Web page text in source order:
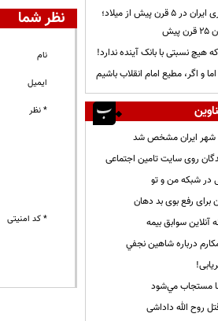
نظر شما
نام
ایمیل
* نظر
* کد امنیتی
گستره امپراتوری ایران در ۵ قرن پیش از میلاد؛
هیچ نسبتی با بانک آینده ندارد!
و اگر، مطیع امام انقلاب باشیم
شهر ایران مشخص شد
روی سایت تامین اجتماعی
شبکه من و تو
آنلاين سوابق بیمه
درباره شاهين نجفي
مستجاب مي‌شود
روح الله داداشی